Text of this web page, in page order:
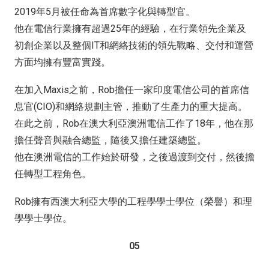
2019年5月被任命為首席數字化與轉型官。
他在電信行業擁有超過25年的經驗，在行業領先企業及
初創企業以及整個IT和網絡技術的領先戰略、交付和運營
方面均擁有豐富實踐。
在加入Maxis之前，Rob擔任一家印度電信公司的首席信
息官(CIO)和網絡規劃主管，推動了生產力的重大提高。
在此之前，Rob在澳大利亞澳洲電信工作了18年，他在那
擔任聲音與融合總監，隨後又擔任建築總監。
他在澳洲電信的工作始於研發，之後過渡到交付，然後擔
任轉型工程角色。
Rob擁有西澳大利亞大學的工程學學士學位（榮譽）和理
學學士學位。
05